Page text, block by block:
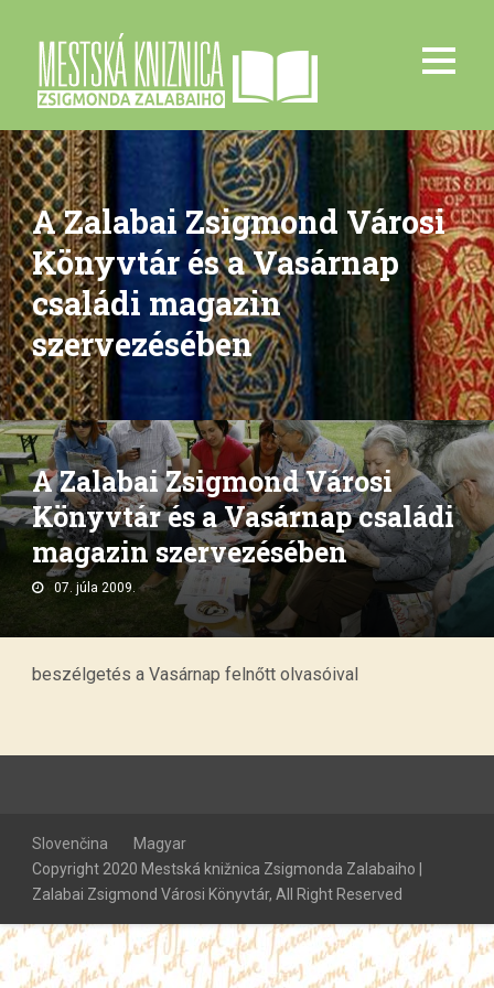
A Zalabai Zsigmond Városi
Könyvtár és a Vasárnap
családi magazin
szervezésében
A Zalabai Zsigmond Városi
Könyvtár és a Vasárnap családi
magazin szervezésében
07. júla 2009.
beszélgetés a Vasárnap felnőtt olvasóival
Slovenčina
Magyar
Copyright 2020 Mestská knižnica Zsigmonda Zalabaiho |
Zalabai Zsigmond Városi Könyvtár, All Right Reserved